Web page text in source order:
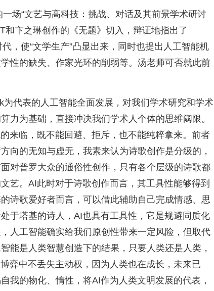
场“文艺与高科技：挑战、对话及其前景学术研讨
和卞之琳创作的《无题》切入，辩证地指出了
，使“文学生产”凸显出来，同时也提出人工智能机
性的缺失、作家光环的削弱等。汤老师可否就此前
为代表的人工智能全面发展，对我们学术研究和学术
力为基础，直接冲决我们学术人个体的思维阈限。
来临，既不能回避、拒斥，也不能纯粹拿来。前者
向的无知与虚无，我素来认为诗歌创作是分级的，
对普罗大众的通俗性创作，只有各个层级的诗歌都
艺。AI此时对于诗歌创作而言，其工具性能够得到
诗歌爱好者而言，可以借此辅助自己完成情感、思
于塔基的诗人，AI也具有工具性，它是规避同质化
人工智能确实给我们原创性带来一定风险，但取代
能是人类智慧创造下的结果，只要人类还是人类，
弈中不丢失主动权，因为人类也在成长，未来已
我的物化、惰性，将AI作为人类文明发展的代表，